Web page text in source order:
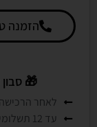
הזמנה
🎁 סבון
לאחר
עד 12 תשלומים ללא ריבית